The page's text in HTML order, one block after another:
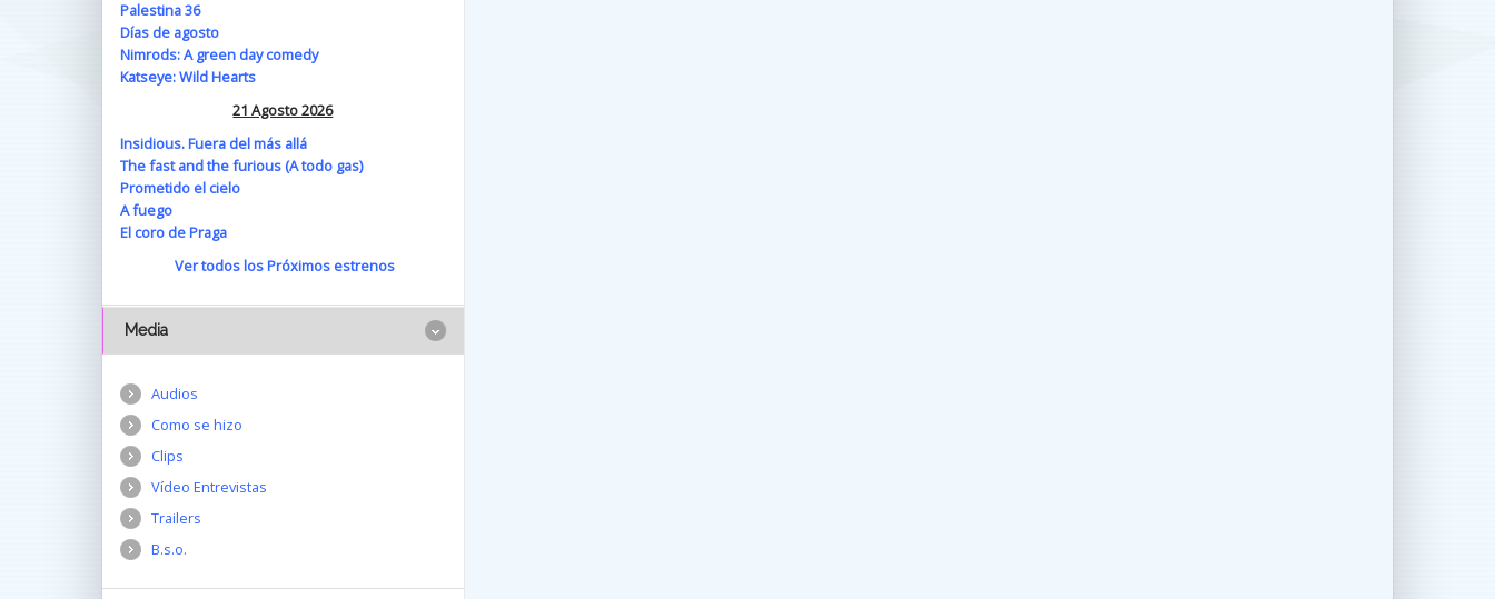
Palestina 36
Días de agosto
Nimrods: A green day comedy
Katseye: Wild Hearts
21 Agosto 2026
Insidious. Fuera del más allá
The fast and the furious (A todo gas)
Prometido el cielo
A fuego
El coro de Praga
Ver todos los Próximos estrenos
Media
Audios
Como se hizo
Clips
Vídeo Entrevistas
Trailers
B.s.o.